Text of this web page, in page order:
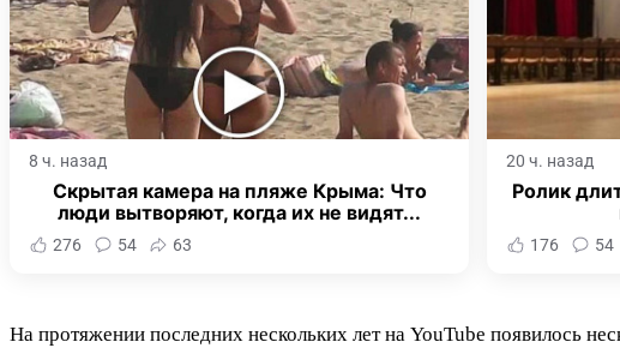
8 ч. назад
Скрытая камера на пляже Крыма: Что
люди вытворяют, когда их не видят...
276 54 63
20 ч. назад
Ролик
176 54
На протяжении последних нескольких лет на YouTube появилось